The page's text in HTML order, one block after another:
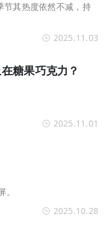
节其热度依然不减，持
2025.11.03
糖果巧克力？
2025.11.01
2025.10.28